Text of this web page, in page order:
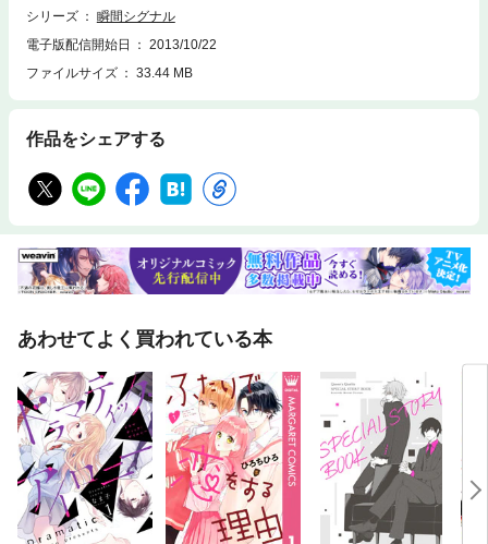
シリーズ
瞬間シグナル
電子版配信開始日
2013/10/22
ファイルサイズ
33.44 MB
作品をシェアする
あわせてよく買われている本